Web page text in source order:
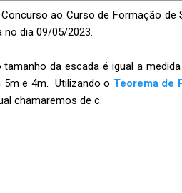
ao Curso de Formação de
no dia 09/05/2023.
da escada é igual a
e 4m. Utilizando o Teorema de
chamaremos de c.